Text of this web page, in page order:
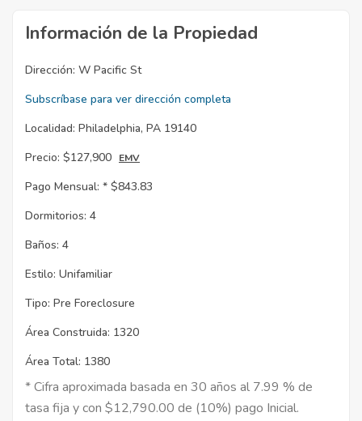
Información de la Propiedad
Dirección: W Pacific St
Subscríbase para ver dirección completa
Localidad: Philadelphia, PA 19140
Precio: $127,900 EMV
Pago Mensual: * $843.83
Dormitorios: 4
Baños: 4
Estilo: Unifamiliar
Tipo: Pre Foreclosure
Área Construida: 1320
Área Total: 1380
* Cifra aproximada basada en 30 años al 7.99 % de
tasa fija y con $12,790.00 de (10%) pago Inicial.